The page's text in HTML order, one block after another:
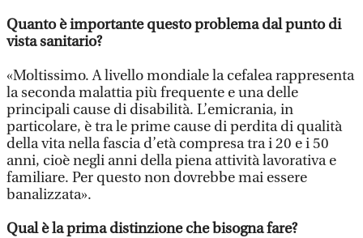
Quanto è importante questo problema dal punto di
vista sanitario?
«Moltissimo. A livello mondiale la cefalea rappresenta
la seconda malattia più frequente e una delle
principali cause di disabilità. L’emicrania, in
particolare, è tra le prime cause di perdita di qualità
della vita nella fascia d’età compresa tra i 20 e i 50
anni, cioè negli anni della piena attività lavorativa e
familiare. Per questo non dovrebbe mai essere
banalizzata».
Qual è la prima distinzione che bisogna fare?